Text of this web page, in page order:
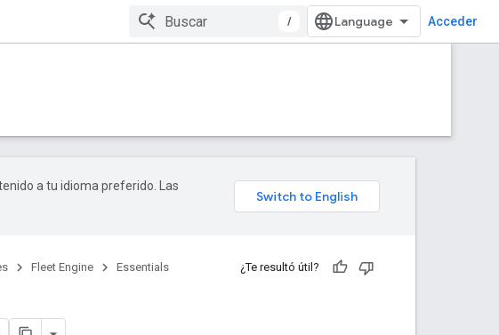
/ Acceder
a tu idioma preferido. Las
Fleet Engine
Essentials
¿Te resultó útil?